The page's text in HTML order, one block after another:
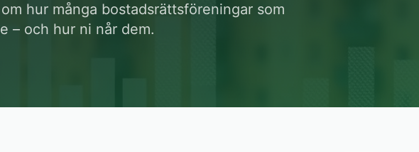
hur många bostadsrättsföreningar som
– och hur ni når dem.